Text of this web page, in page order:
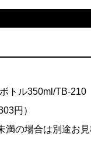
トル350ml/TB-210
円）
満の場合は別途お